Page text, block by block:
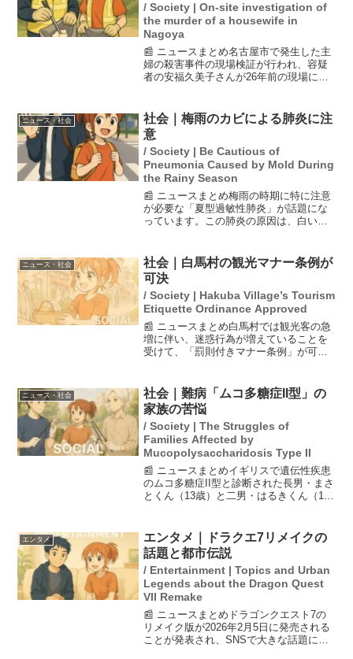
/ Society | On-site investigation of
the murder of a housewife in
Nagoya
📰 ニュースまとめ名古屋市で発生した主
婦の殺害事件の現場検証が行われ、容疑
者の安福久美子さんが26年前の現場に立
が明らかになった。現場検証は地域住民
の注目を集めており...
ニュース・社会
社会｜梅雨のカビによる肺炎に注
意
/ Society | Be Cautious of
Pneumonia Caused by Mold During
the Rainy Season
📰 ニュースまとめ梅雨の時期に特に注意
が必要な「夏型過敏性肺炎」が話題にな
っています。この肺炎の原因は、白いカ
スクリーニングの専門家は、カビ対策と
しての清掃方法や日常生...
ニュース・社会
社会｜白馬村の観光マナー条例が
可決
/ Society | Hakuba Village’s Tourism
Etiquette Ordinance Approved
📰 ニュースまとめ白馬村では観光客の急
増に伴い、迷惑行為が増えていることを
受けて、「罰則付きマナー条例」が可決
金が科せられることになります。村民は
この条例を抑止力とし...
ニュース・社会
社会｜難病「ムコ多糖症II型」の
家族の苦悩
/ Society | The Struggles of
Families Affected by
Mucopolysaccharidosis Type II
📰 ニュースまとめイギリスで遺伝性疾患
のムコ多糖症II型と診断された長男・まさ
とくん（13歳）と二男・はるきくん（10
る進行性の小児難病で、過去には治療法
がなく、平均寿...
エンタメ
エンタメ｜ドラクエ7リメイクの
話題と都市伝説
/ Entertainment | Topics and Urban
Legends about the Dragon Quest
VII Remake
📰 ニュースまとめドラゴンクエスト7の
リメイク版が2026年2月5日に発売される
ことが発表され、SNSで大きな話題にな